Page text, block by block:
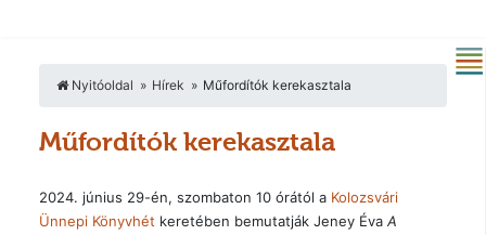
Nyitóoldal Hírek Műfordítók kerekasztala
Műfordítók kerekasztala
2024. június 29-én, szombaton 10 órától a Kolozsvári
Ünnepi Könyvhét keretében bemutatják Jeney Éva A